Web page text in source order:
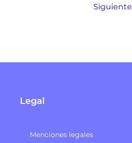
Siguiente
Legal
Menciones legales